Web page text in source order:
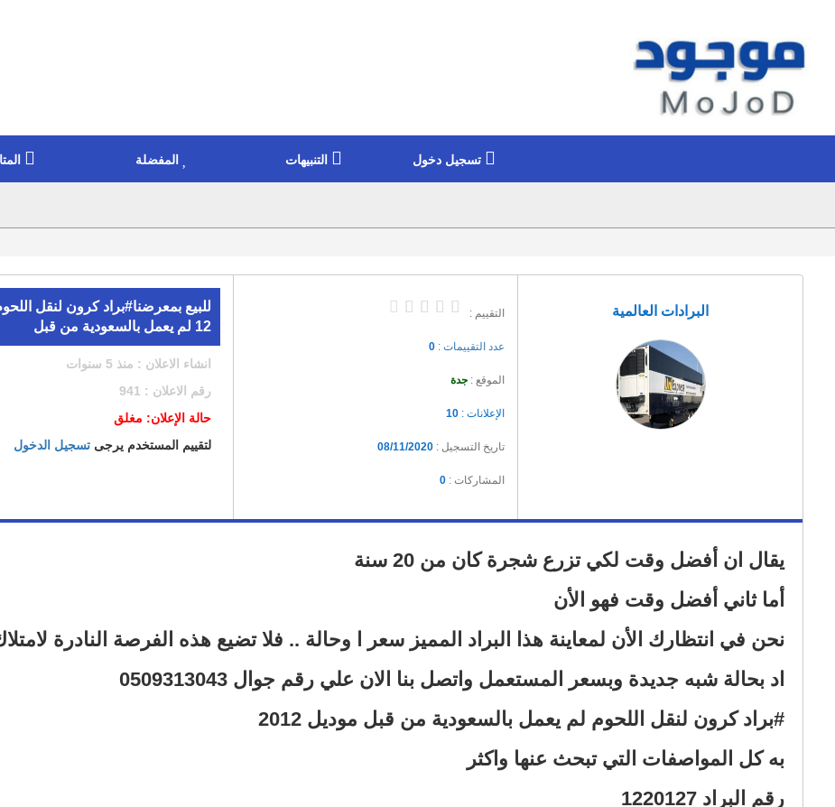
تسجيل دخول التنبيهات المفضلة
البرادات العالمية التقييم :
عدد التقييمات : 0
الموقع : جدة
الإعلانات : 10
تاريخ التسجيل : 08/11/2020
المشاركات : 0
12 لم يعمل بالسعودية من قبل
انشاء الاعلان : منذ 5 سنوات
رقم الاعلان : 941
حالة الإعلان: مغلق
لتقييم المستخدم يرجىتسجيل الدخول
نحن في انتظارك الأن لمعاينة هذا البراد المميز سعر ا وحالة .. فلا تضيع هذه الفرصة النادرة